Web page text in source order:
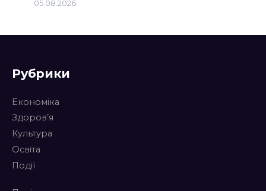
05.08.2026
Рубрики
Економіка
Здоров’я
Культура
Освіта
Події